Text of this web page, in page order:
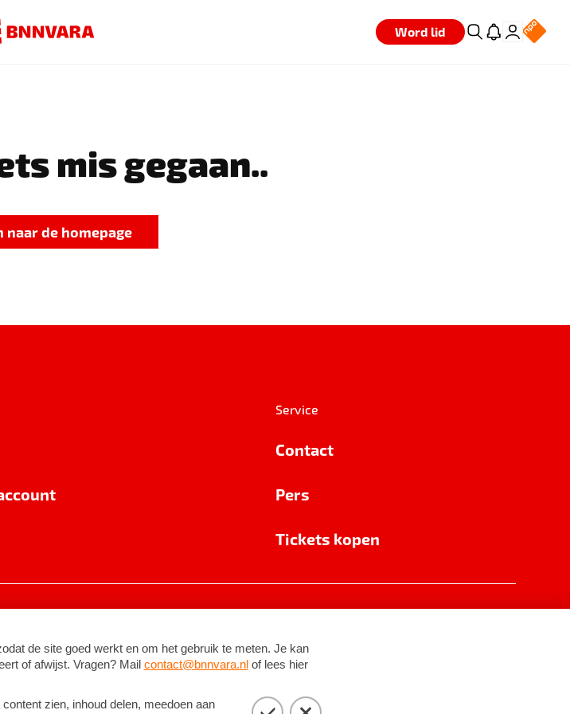
Word lid
mis gegaan..
naar de homepage
Service
Contact
Pers
Tickets kopen
BNNVARA